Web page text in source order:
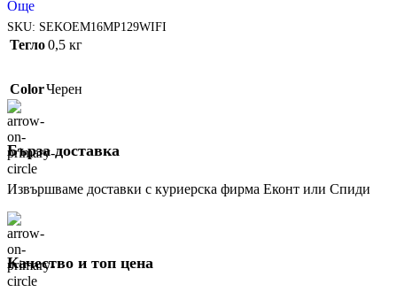
Още
SKU: SEKOEM16MP129WIFI
Тегло0,5 кг
ColorЧерен
Бърза доставка
Извършваме доставки с куриерска фирма Еконт или Спиди
Качество и топ цена